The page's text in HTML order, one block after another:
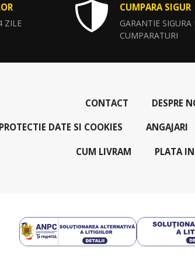
ZILE
CUMPARA SIGUR
GARANTIE SIGURA
CUMPARATURI
CONTACT DESPRE
PROTECTIE DATE SI COOKIES ANGAJARI
CUM LIVRAM PLATA